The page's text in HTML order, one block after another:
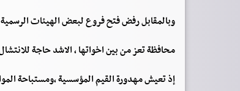
وبالمقابل رفض فتح فروع لبعض الهيئات الرسمية
محافظة تعز من بين اخواتها ، الاشد حاجة
إذ تعيش مهدورة القيم المؤسسية ،ومستباحة